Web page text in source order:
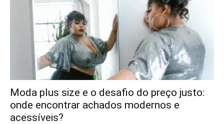
Moda plus size e o desafio do preço justo:
onde encontrar achados modernos e
acessíveis?